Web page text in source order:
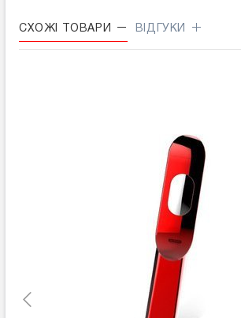
СХОЖІ ТОВАРИ ВІДГУКИ